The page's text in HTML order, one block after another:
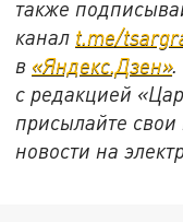
также
канал t.me/
в «Яндекс.Дзен».
с редакцией
присылайте
новости на